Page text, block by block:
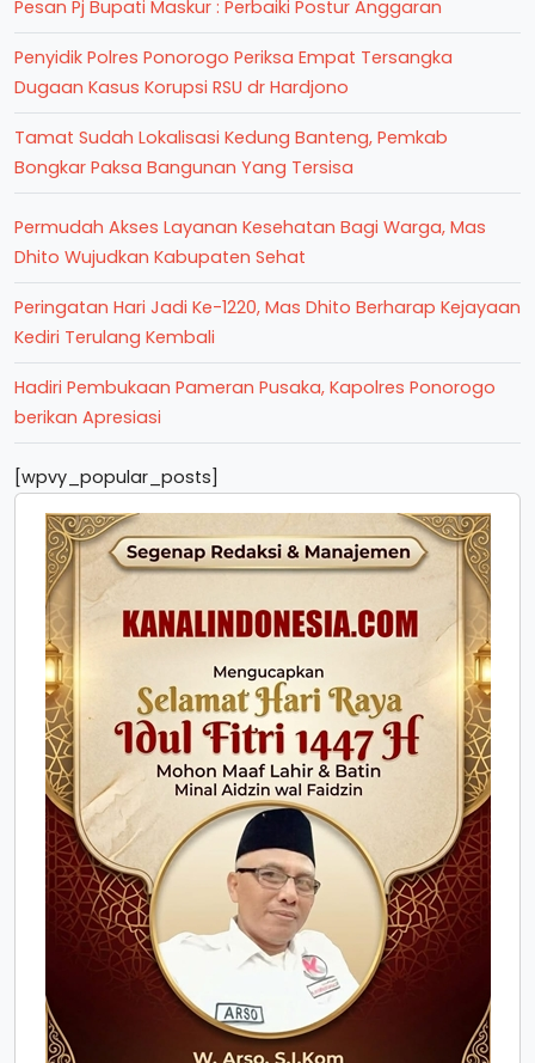
Pesan Pj Bupati Maskur : Perbaiki Postur Anggaran
Penyidik Polres Ponorogo Periksa Empat Tersangka
Dugaan Kasus Korupsi RSU dr Hardjono
Tamat Sudah Lokalisasi Kedung Banteng, Pemkab
Bongkar Paksa Bangunan Yang Tersisa
Permudah Akses Layanan Kesehatan Bagi Warga, Mas
Dhito Wujudkan Kabupaten Sehat
Peringatan Hari Jadi Ke-1220, Mas Dhito Berharap Kejayaan
Kediri Terulang Kembali
Hadiri Pembukaan Pameran Pusaka, Kapolres Ponorogo
berikan Apresiasi
[wpvy_popular_posts]